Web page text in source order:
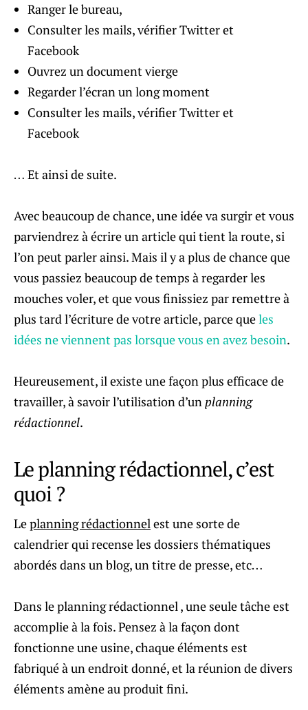
Ranger le bureau,
Consulter les mails, vérifier Twitter et
Facebook
Ouvrez un document vierge
Regarder l’écran un long moment
Consulter les mails, vérifier Twitter et
Facebook
… Et ainsi de suite.
Avec beaucoup de chance, une idée va surgir et vous
parviendrez à écrire un article qui tient la route, si
l’on peut parler ainsi. Mais il y a plus de chance que
vous passiez beaucoup de temps à regarder les
mouches voler, et que vous finissiez par remettre à
plus tard l’écriture de votre article, parce queles
idées ne viennent pas lorsque vous en avez besoin.
Heureusement, il existe une façon plus efficace de
travailler, à savoir l’utilisation d’unplanning
rédactionnel.
Le planning rédactionnel, c’est
quoi ?
Leplanning rédactionnelest une sorte de
calendrier qui recense les dossiers thématiques
abordés dans un blog, un titre de presse, etc…
Dans le planning rédactionnel , une seule tâche est
accomplie à la fois. Pensez à la façon dont
fonctionne une usine, chaque éléments est
fabriqué à un endroit donné, et la réunion de divers
éléments amène au produit fini.